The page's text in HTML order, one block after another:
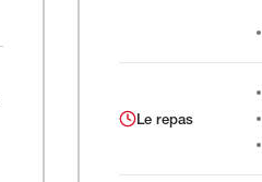
Le repas